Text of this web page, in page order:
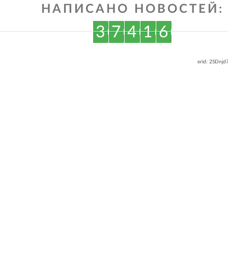
НАПИСАНО НОВОСТЕЙ:
3 7 4 1 6
erid: